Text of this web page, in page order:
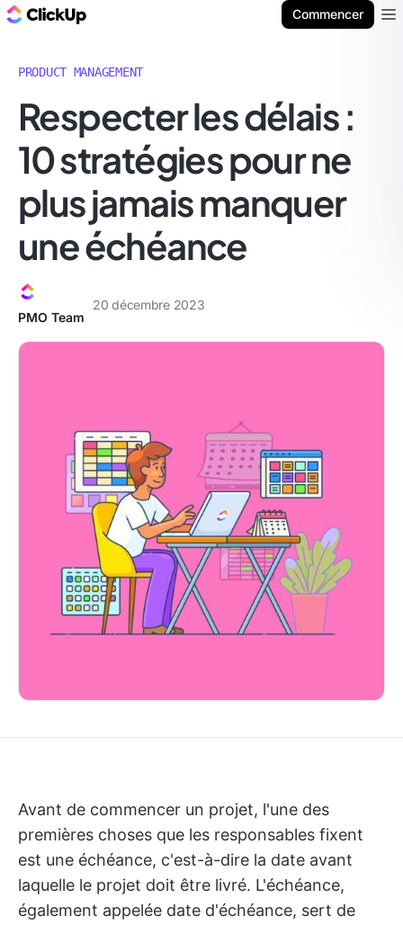
Commencer
PRODUCT MANAGEMENT
Respecter les délais :
10 stratégies pour ne
plus jamais manquer
une échéance
PMO Team
20 décembre 2023
Avant de commencer un projet, l'une des
premières choses que les responsables fixent
est une échéance, c'est-à-dire la date avant
laquelle le projet doit être livré. L'échéance,
également appelée date d'échéance, sert de